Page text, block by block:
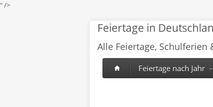
" />
Feiertage in
Alle Feiertage, Schulferien
Feiertage nach Jahr